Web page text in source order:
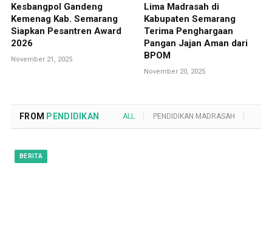
Kesbangpol Gandeng
Kemenag Kab. Semarang
Siapkan Pesantren Award
2026
November 21, 2025
Lima Madrasah di
Kabupaten Semarang
Terima Penghargaan
Pangan Jajan Aman dari
BPOM
November 20, 2025
FROM PENDIDIKAN ALL PENDIDIKAN MADRASAH
BERITA